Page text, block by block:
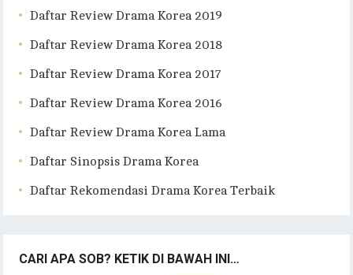
Daftar Review Drama Korea 2019
Daftar Review Drama Korea 2018
Daftar Review Drama Korea 2017
Daftar Review Drama Korea 2016
Daftar Review Drama Korea Lama
Daftar Sinopsis Drama Korea
Daftar Rekomendasi Drama Korea Terbaik
CARI APA SOB? KETIK DI BAWAH INI…